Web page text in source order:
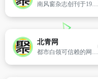
南风窗杂志创刊于1985年，总部位于广州，隶属于中国第一大报业集团——广州日报报业集团。双周出版，读者以政府机关和学术机构的中坚力量最为集中，是中国发行量最大的政经新闻杂志，以其公允而独立的叙事立场深得人心，在政治、经济及思想学术领域具有广泛阅知率， 被外界誉为“中国政经第一刊”。美国《时代》周刊称《南风窗》为“一份属于中国高级知识分子的时事刊物”。BBC、NHK等国际媒体亦曾派出摄制组对工作中的本刊记者跟进拍摄，以纪录他们作为不可忽视的一种舆论力量的存在。
北青网
都市白领可信赖的网站,全方位均衡报道热点事件,提供综合资讯服务。